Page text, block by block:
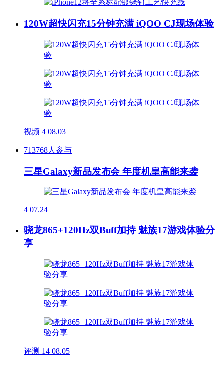
120W超快闪充15分钟充满 iQOO CJ现场体验
视频 4 08.03
713768人参与
三星Galaxy新品发布会 年度机皇高能来袭
4 07.24
骁龙865+120Hz双Buff加持 魅族17游戏体验分
享
评测 14 08.05